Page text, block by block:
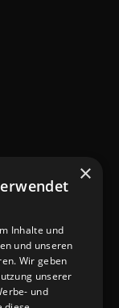
×
Inhalte und
und unseren
Wir geben
unserer
und